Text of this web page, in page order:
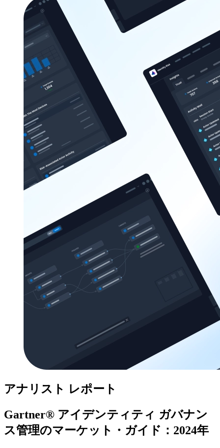
アナリスト レポート
Gartner® アイデンティティ ガバナン
ス管理のマーケット・ガイド：2024年